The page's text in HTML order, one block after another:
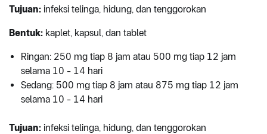
Tujuan: infeksi telinga, hidung, dan tenggorokan
Bentuk: kaplet, kapsul, dan tablet
Ringan: 250 mg tiap 8 jam atau 500 mg tiap 12 jam
selama 10 - 14 hari
Sedang: 500 mg tiap 8 jam atau 875 mg tiap 12 jam
selama 10 - 14 hari
Tujuan: infeksi telinga, hidung, dan tenggorokan